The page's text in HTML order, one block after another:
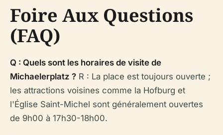
Foire Aux Questions
(FAQ)
Q : Quels sont les horaires de visite de
Michaelerplatz ? R : La place est toujours ouverte ;
les attractions voisines comme la Hofburg et
l'Église Saint-Michel sont généralement ouvertes
de 9h00 à 17h30-18h00.